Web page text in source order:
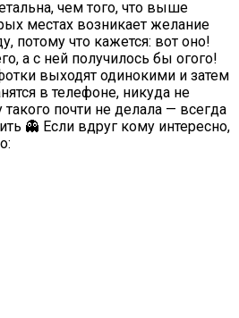
чем того, что выше
местах возникает желание
потому что кажется: вот оно!
а с ней получилось бы огого!
выходят одинокими и затем
в телефоне, никуда не
почти не делала — всегда
👻 Если вдруг кому интересно,